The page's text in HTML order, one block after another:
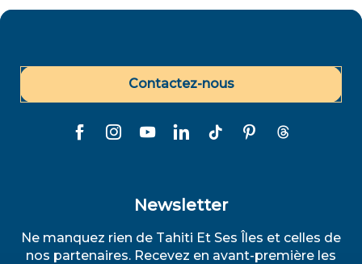
Contactez-nous
Newsletter
Ne manquez rien de Tahiti Et Ses Îles et celles de
nos partenaires. Recevez en avant-première les